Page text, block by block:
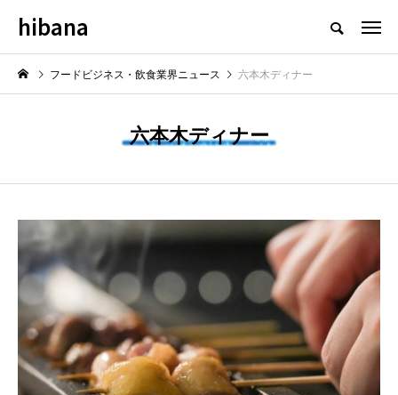
フードビジネス・飲食業界のニュースメディア
NEW POST
最新情報 飲食マーケティング
hibana
フードビジネス・飲食業界ニュース 六本木ディナー
六本木ディナー